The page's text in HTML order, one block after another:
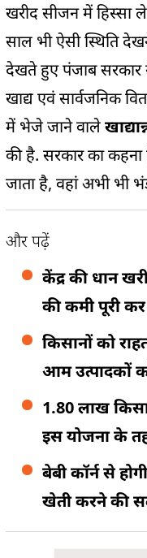
खरीद सीजन में
साल भी ऐसी स्थिति
देखते हुए पंजाब सरकार
खाद्य एवं सार्वजनिक
में भेजे जाने वाले
की है. सरकार का
जाता है, वहां अभी भी
और पढ़ें
केंद्र की धान
की कमी पूरी कर
किसानों को
आम उत्पादकों
1.80 लाख
इस योजना के
बेबी कॉर्न से
खेती करने की